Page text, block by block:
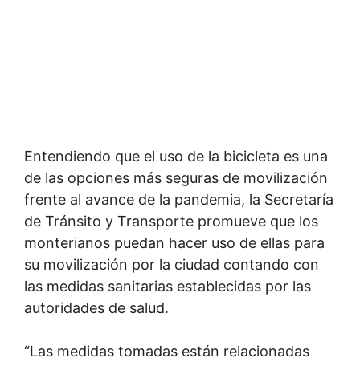
Entendiendo que el uso de la bicicleta es una
de las opciones más seguras de movilización
frente al avance de la pandemia, la Secretaría
de Tránsito y Transporte promueve que los
monterianos puedan hacer uso de ellas para
su movilización por la ciudad contando con
las medidas sanitarias establecidas por las
autoridades de salud.
“Las medidas tomadas están relacionadas